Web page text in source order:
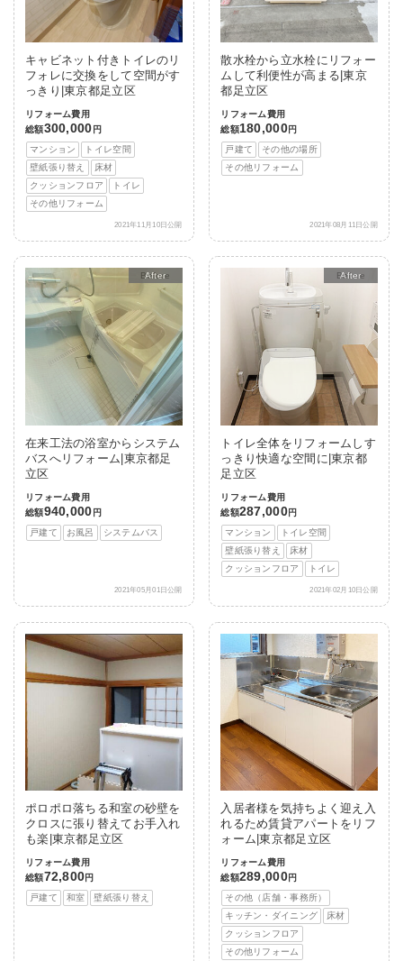
キャビネット付きトイレのリ
フォレに交換をして空間がす
っきり|東京都足立区
リフォーム費用
総額300,000 円
マンション
トイレ空間
壁紙張り替え
床材
クッションフロア
トイレ
その他リフォーム
2021年11月10日公開
散水栓から立水栓にリフォー
ムして利便性が高まる|東京
都足立区
リフォーム費用
総額180,000円
戸建て
その他の場所
その他リフォーム
2021年08月11日公開
After
在来工法の浴室からシステム
バスへリフォーム|東京都足
立区
リフォーム費用
総額940,000 円
戸建て
お風呂 システムバス
2021年05月01日公開
After
トイレ全体をリフォームしす
っきり快適な空間に|東京都
足立区
リフォーム費用
総額287,000円
マンション
トイレ空間
壁紙張り替え
床材
クッションフロア
トイレ
2021年02月10日公開
ポロポロ落ちる和室の砂壁を
クロスに張り替えてお手入れ
も楽|東京都足立区
リフォーム費用
総額72,800円
戸建て
和室 壁紙張り替え
入居者様を気持ちよく迎え入
れるため賃貸アパートをリフ
ォーム|東京都足立区
リフォーム費用
総額289,000円
その他（店舗・事務所）
キッチン・ダイニング
床材
クッションフロア
その他リフォーム